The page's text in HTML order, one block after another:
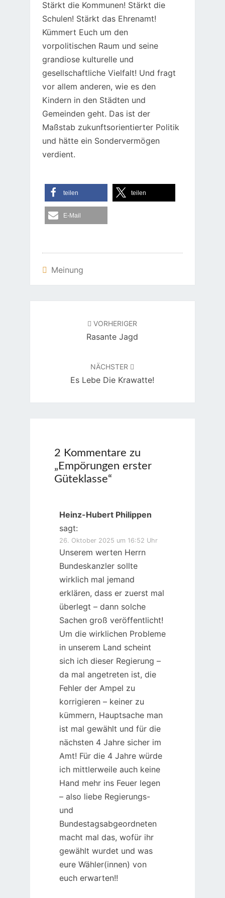
Stärkt die Kommunen! Stärkt die
Schulen! Stärkt das Ehrenamt!
Kümmert Euch um den
vorpolitischen Raum und seine
grandiose kulturelle und
gesellschaftliche Vielfalt! Und fragt
vor allem anderen, wie es den
Kindern in den Städten und
Gemeinden geht. Das ist der
Maßstab zukunftsorientierter Politik
und hätte ein Sondervermögen
verdient.
teilen teilen
E-Mail
Meinung
VORHERIGER
Rasante Jagd
NÄCHSTER
Es Lebe Die Krawatte!
2 Kommentare zu
„ Empörungen erster
Güteklasse“
Heinz-Hubert Philippen
sagt:
26. Oktober 2025 um 16:52 Uhr
Unserem werten Herrn
Bundeskanzler sollte
wirklich mal jemand
erklären, dass er zuerst mal
überlegt – dann solche
Sachen groß veröffentlicht!
Um die wirklichen Probleme
in unserem Land scheint
sich ich dieser Regierung –
da mal angetreten ist, die
Fehler der Ampel zu
korrigieren – keiner zu
kümmern, Hauptsache man
ist mal gewählt und für die
nächsten 4 Jahre sicher im
Amt! Für die 4 Jahre würde
ich mittlerweile auch keine
Hand mehr ins Feuer legen
– also liebe Regierungs-
und
Bundestagsabgeordneten
macht mal das, wofür ihr
gewählt wurdet und was
eure Wähler(innen) von
euch erwarten!!